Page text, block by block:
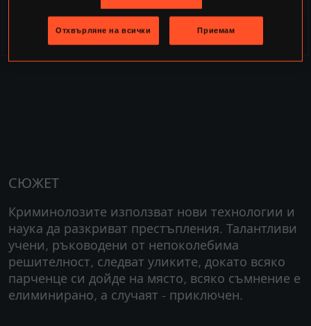
ВТОРНИК 11 АВГУСТ В 14:35 (E15 - C02)
СЮЖЕТ
Криминолозите използват нови технологии и
наука да разкриват престъпления. Талантливи
учени, ръководени от непоколебима
решителност, следват уликите, докато всяко
парченце си дойде на място, всяко съмнение е
елиминирано, а случаят - приключен.
Отхвърляне на всички Приемам